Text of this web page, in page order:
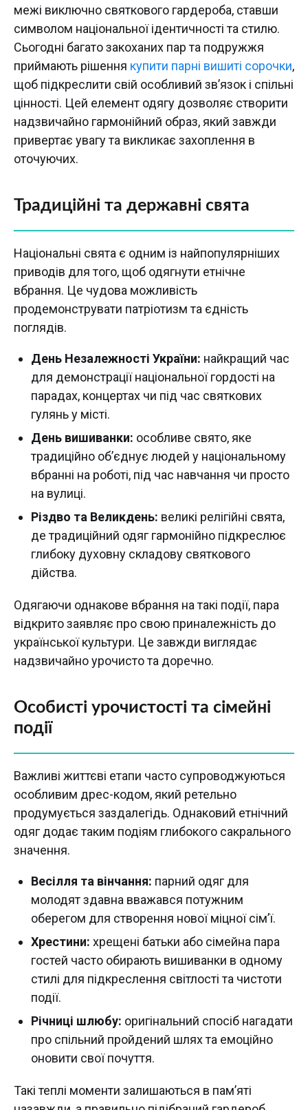
межі виключно святкового гардероба, ставши
символом національної ідентичності та стилю.
Сьогодні багато закоханих пар та подружжя
приймають рішення купити парні вишиті сорочки,
щоб підкреслити свій особливий зв’язок і спільні
цінності. Цей елемент одягу дозволяє створити
надзвичайно гармонійний образ, який завжди
привертає увагу та викликає захоплення в
оточуючих.
Традиційні та державні свята
Національні свята є одним із найпопулярніших
приводів для того, щоб одягнути етнічне
вбрання. Це чудова можливість
продемонструвати патріотизм та єдність
поглядів.
День Незалежності України: найкращий час
для демонстрації національної гордості на
парадах, концертах чи під час святкових
гулянь у місті.
День вишиванки: особливе свято, яке
традиційно об’єднує людей у національному
вбранні на роботі, під час навчання чи просто
на вулиці.
Різдво та Великдень: великі релігійні свята,
де традиційний одяг гармонійно підкреслює
глибоку духовну складову святкового
дійства.
Одягаючи однакове вбрання на такі події, пара
відкрито заявляє про свою приналежність до
української культури. Це завжди виглядає
надзвичайно урочисто та доречно.
Особисті урочистості та сімейні
події
Важливі життєві етапи часто супроводжуються
особливим дрес-кодом, який ретельно
продумується заздалегідь. Однаковий етнічний
одяг додає таким подіям глибокого сакрального
значення.
Весілля та вінчання: парний одяг для
молодят здавна вважався потужним
оберегом для створення нової міцної сім’ї.
Хрестини: хрещені батьки або сімейна пара
гостей часто обирають вишиванки в одному
стилі для підкреслення світлості та чистоти
події.
Річниці шлюбу: оригінальний спосіб нагадати
про спільний пройдений шлях та емоційно
оновити свої почуття.
Такі теплі моменти залишаються в пам’яті